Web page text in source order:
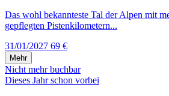
Das wohl bekannteste Tal der Alpen mit
gepflegten Pistenkilometern...
31/01/2027 69 €
Mehr
Nicht mehr buchbar
Dieses Jahr schon vorbei